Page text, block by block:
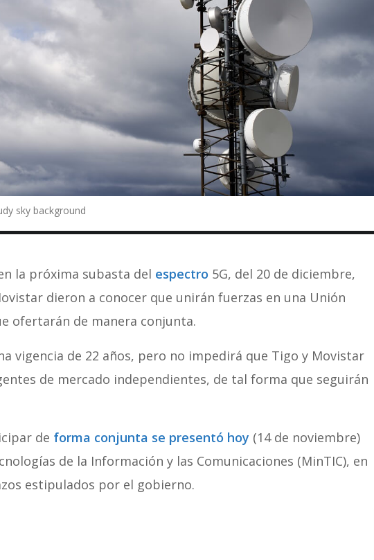
sky background
la próxima subasta del espectro 5G, del 20 de diciembre,
dieron a conocer que unirán fuerzas en una Unión
ofertarán de manera conjunta.
vigencia de 22 años, pero no impedirá que Tigo y Movistar
de mercado independientes, de tal forma que seguirán
de forma conjunta se presentó hoy (14 de noviembre)
de la Información y las Comunicaciones (MinTIC), en
estipulados por el gobierno.